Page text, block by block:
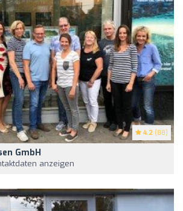
4.2 (88)
GmbH
anzeigen